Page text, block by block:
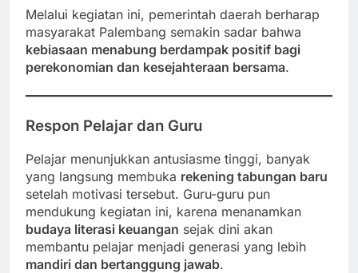
Melalui kegiatan ini, pemerintah daerah berharap
masyarakat Palembang semakin sadar bahwa
kebiasaan menabung berdampak positif bagi
perekonomian dan kesejahteraan bersama.
Respon Pelajar dan Guru
Pelajar menunjukkan antusiasme tinggi, banyak
yang langsung membuka rekening tabungan baru
setelah motivasi tersebut. Guru-guru pun
mendukung kegiatan ini, karena menanamkan
budaya literasi keuangan sejak dini akan
membantu pelajar menjadi generasi yang lebih
mandiri dan bertanggung jawab.